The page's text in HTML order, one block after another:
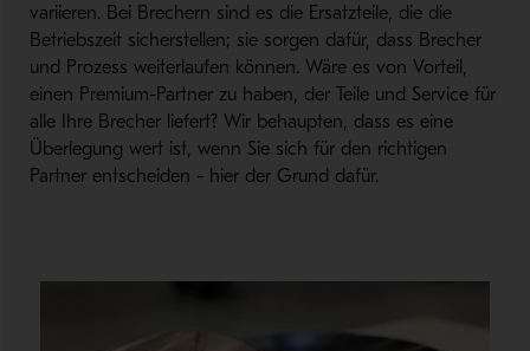
variieren. Bei Brechern sind es die Ersatzteile, die die
Betriebszeit sicherstellen; sie sorgen dafür, dass Brecher
und Prozess weiterlaufen können. Wäre es von Vorteil,
einen Premium-Partner zu haben, der Teile und Service für
alle Ihre Brecher liefert? Wir behaupten, dass es eine
Überlegung wert ist, wenn Sie sich für den richtigen
Partner entscheiden - hier der Grund dafür.